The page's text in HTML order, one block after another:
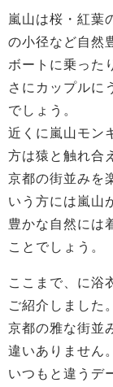
嵐山は桜・紅葉
の小径など自然
ボートに乗った
さにカップルに
でしょう。
近くに嵐山モン
方は猿と触れ合
京都の街並みを
いう方には嵐山
豊かな自然には
ことでしょう。
ここまで、に浴
ご紹介しました。
京都の雅な街並
違いありません。
いつもと違うデ